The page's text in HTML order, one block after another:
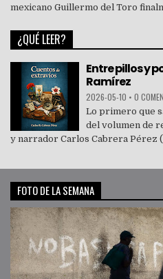
mexicano Guillermo del Toro
¿QUÉ LEER?
Entre pillos y
Ramírez
2026-05-10 • 0
Lo primero que
del volumen de
y narrador Carlos Cabrera Pérez
FOTO DE LA SEMANA